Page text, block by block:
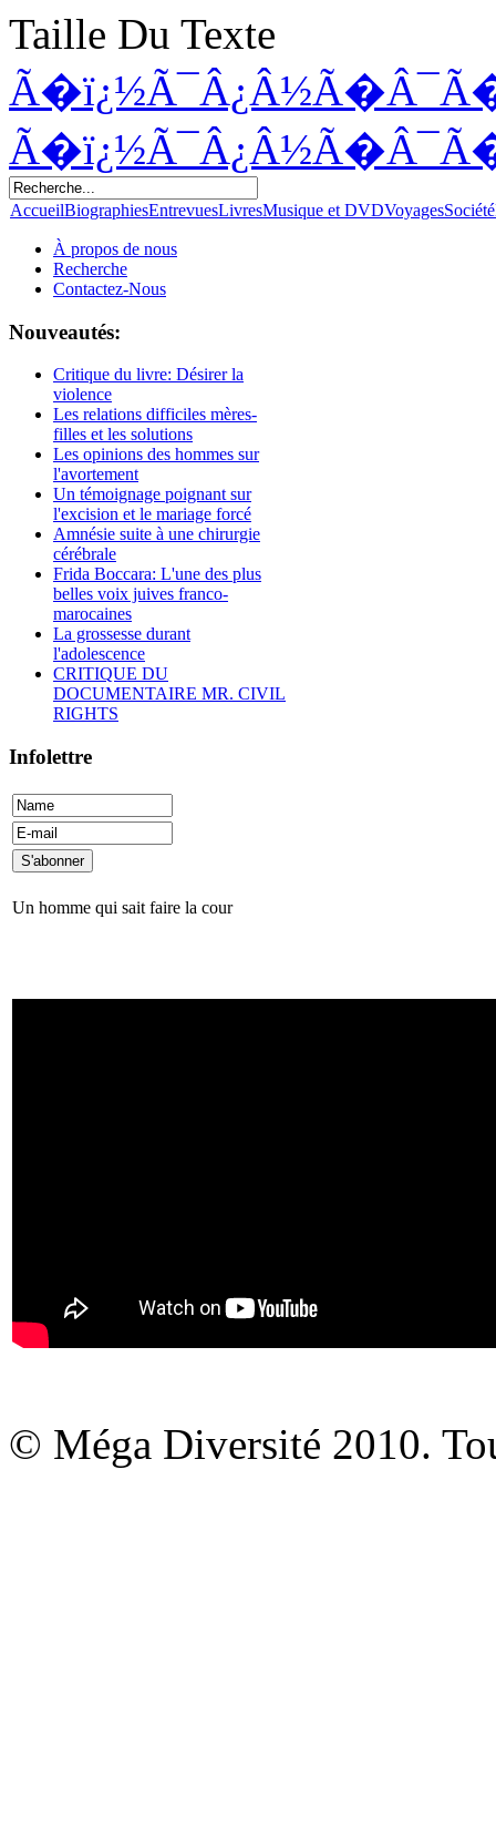
Taille Du Texte
AccueilBiographiesEntrevuesLivresMusique et DVDVoyagesSociété
À propos de nous
Recherche
Contactez-Nous
Nouveautés:
Critique du livre: Désirer la
violence
Les relations difficiles mères-
filles et les solutions
Les opinions des hommes sur
l'avortement
Un témoignage poignant sur
l'excision et le mariage forcé
Amnésie suite à une chirurgie
cérébrale
Frida Boccara: L'une des plus
belles voix juives franco-
marocaines
La grossesse durant
l'adolescence
CRITIQUE DU
DOCUMENTAIRE MR. CIVIL
RIGHTS
Infolettre
Un homme qui sait faire la cour
© Méga Diversité 2010.